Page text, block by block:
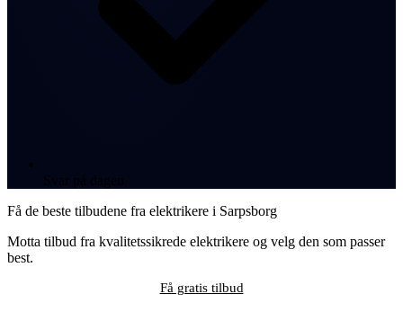
Få de beste tilbudene fra elektrikere i Sarpsborg
Motta tilbud fra kvalitetssikrede elektrikere og velg den som passer
best.
Få gratis tilbud